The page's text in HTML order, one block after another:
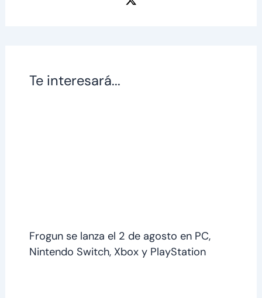
Te interesará...
Frogun se lanza el 2 de agosto en PC,
Nintendo Switch, Xbox y PlayStation